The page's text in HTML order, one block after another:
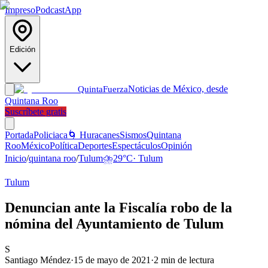
ImpresoPodcastApp
Edición
QuintaFuerzaNoticias de México, desde
Quintana Roo
Suscríbete gratis
PortadaPoliciaca 🌀 HuracanesSismosQuintana
RooMéxicoPolíticaDeportesEspectáculosOpinión
Inicio/quintana roo/Tulum⛈️29°C· Tulum
Tulum
Denuncian ante la Fiscalía robo de la
nómina del Ayuntamiento de Tulum
S
Santiago Méndez·15 de mayo de 2021 ·2 min de lectura